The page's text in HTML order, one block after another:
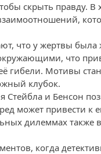
скрыть правду. В
что у жертвы была
что
гибели. Мотивы
клубок.
Стейбла и Бенсон
может привести к
дилеммах также
когда